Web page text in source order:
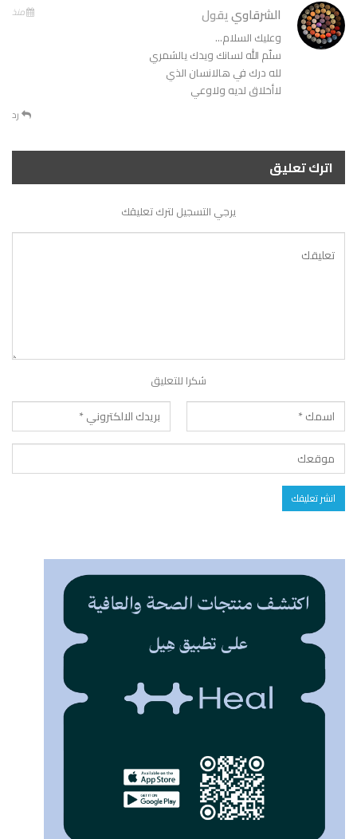
الشرقاوييقول منذ
وعليك السلام…
سلّم الله لسانك ويدك يالشمري
لله درك في هالانسان الذي
لاأخلاق لديه ولاوعي
رد
اترك تعليق
يرجي التسجيل لترك تعليقك
شكرا للتعليق